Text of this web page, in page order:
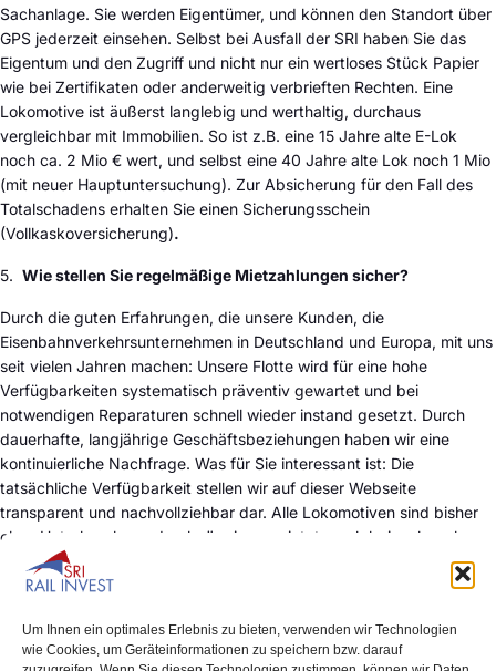
Um Ihnen ein optimales Erlebnis zu bieten, verwenden wir Technologien
wie Cookies, um Geräteinformationen zu speichern bzw. darauf
Sachanlage. Sie werden Eigentümer, und können den Standort über
GPS jederzeit einsehen. Selbst bei Ausfall der SRI haben Sie das
Eigentum und den Zugriff und nicht nur ein wertloses Stück Papier
wie bei Zertifikaten oder anderweitig verbrieften Rechten. Eine
Lokomotive ist äußerst langlebig und werthaltig, durchaus
vergleichbar mit Immobilien. So ist z.B. eine 15 Jahre alte E-Lok
noch ca. 2 Mio € wert, und selbst eine 40 Jahre alte Lok noch 1 Mio
(mit neuer Hauptuntersuchung). Zur Absicherung für den Fall des
Totalschadens erhalten Sie einen Sicherungsschein
(Vollkaskoversicherung).
5. Wie stellen Sie regelmäßige Mietzahlungen sicher?
Durch die guten Erfahrungen, die unsere Kunden, die
Eisenbahnverkehrsunternehmen in Deutschland und Europa, mit uns
seit vielen Jahren machen: Unsere Flotte wird für eine hohe
Verfügbarkeiten systematisch präventiv gewartet und bei
notwendigen Reparaturen schnell wieder instand gesetzt. Durch
dauerhafte, langjährige Geschäftsbeziehungen haben wir eine
kontinuierliche Nachfrage. Was für Sie interessant ist: Die
tatsächliche Verfügbarkeit stellen wir auf dieser Webseite
transparent und nachvollziehbar dar. Alle Lokomotiven sind bisher
ohne Unterbrechung durchgängig vermietet, auch bei mehrmals
wechselnden Mietern. Sollte es einmal zu Vermietungspausen oder
größeren Schäden kommen, haben wir Schaden und resultierende
gebildet.